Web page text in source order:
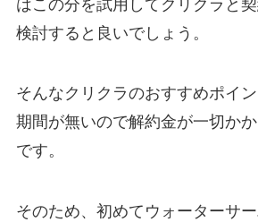
はこの分を試用してクリクラと
検討すると良いでしょう。
そんなクリクラのおすすめポイ
期間が無いので解約金が一切か
です。
そのため、初めてウォーターサ